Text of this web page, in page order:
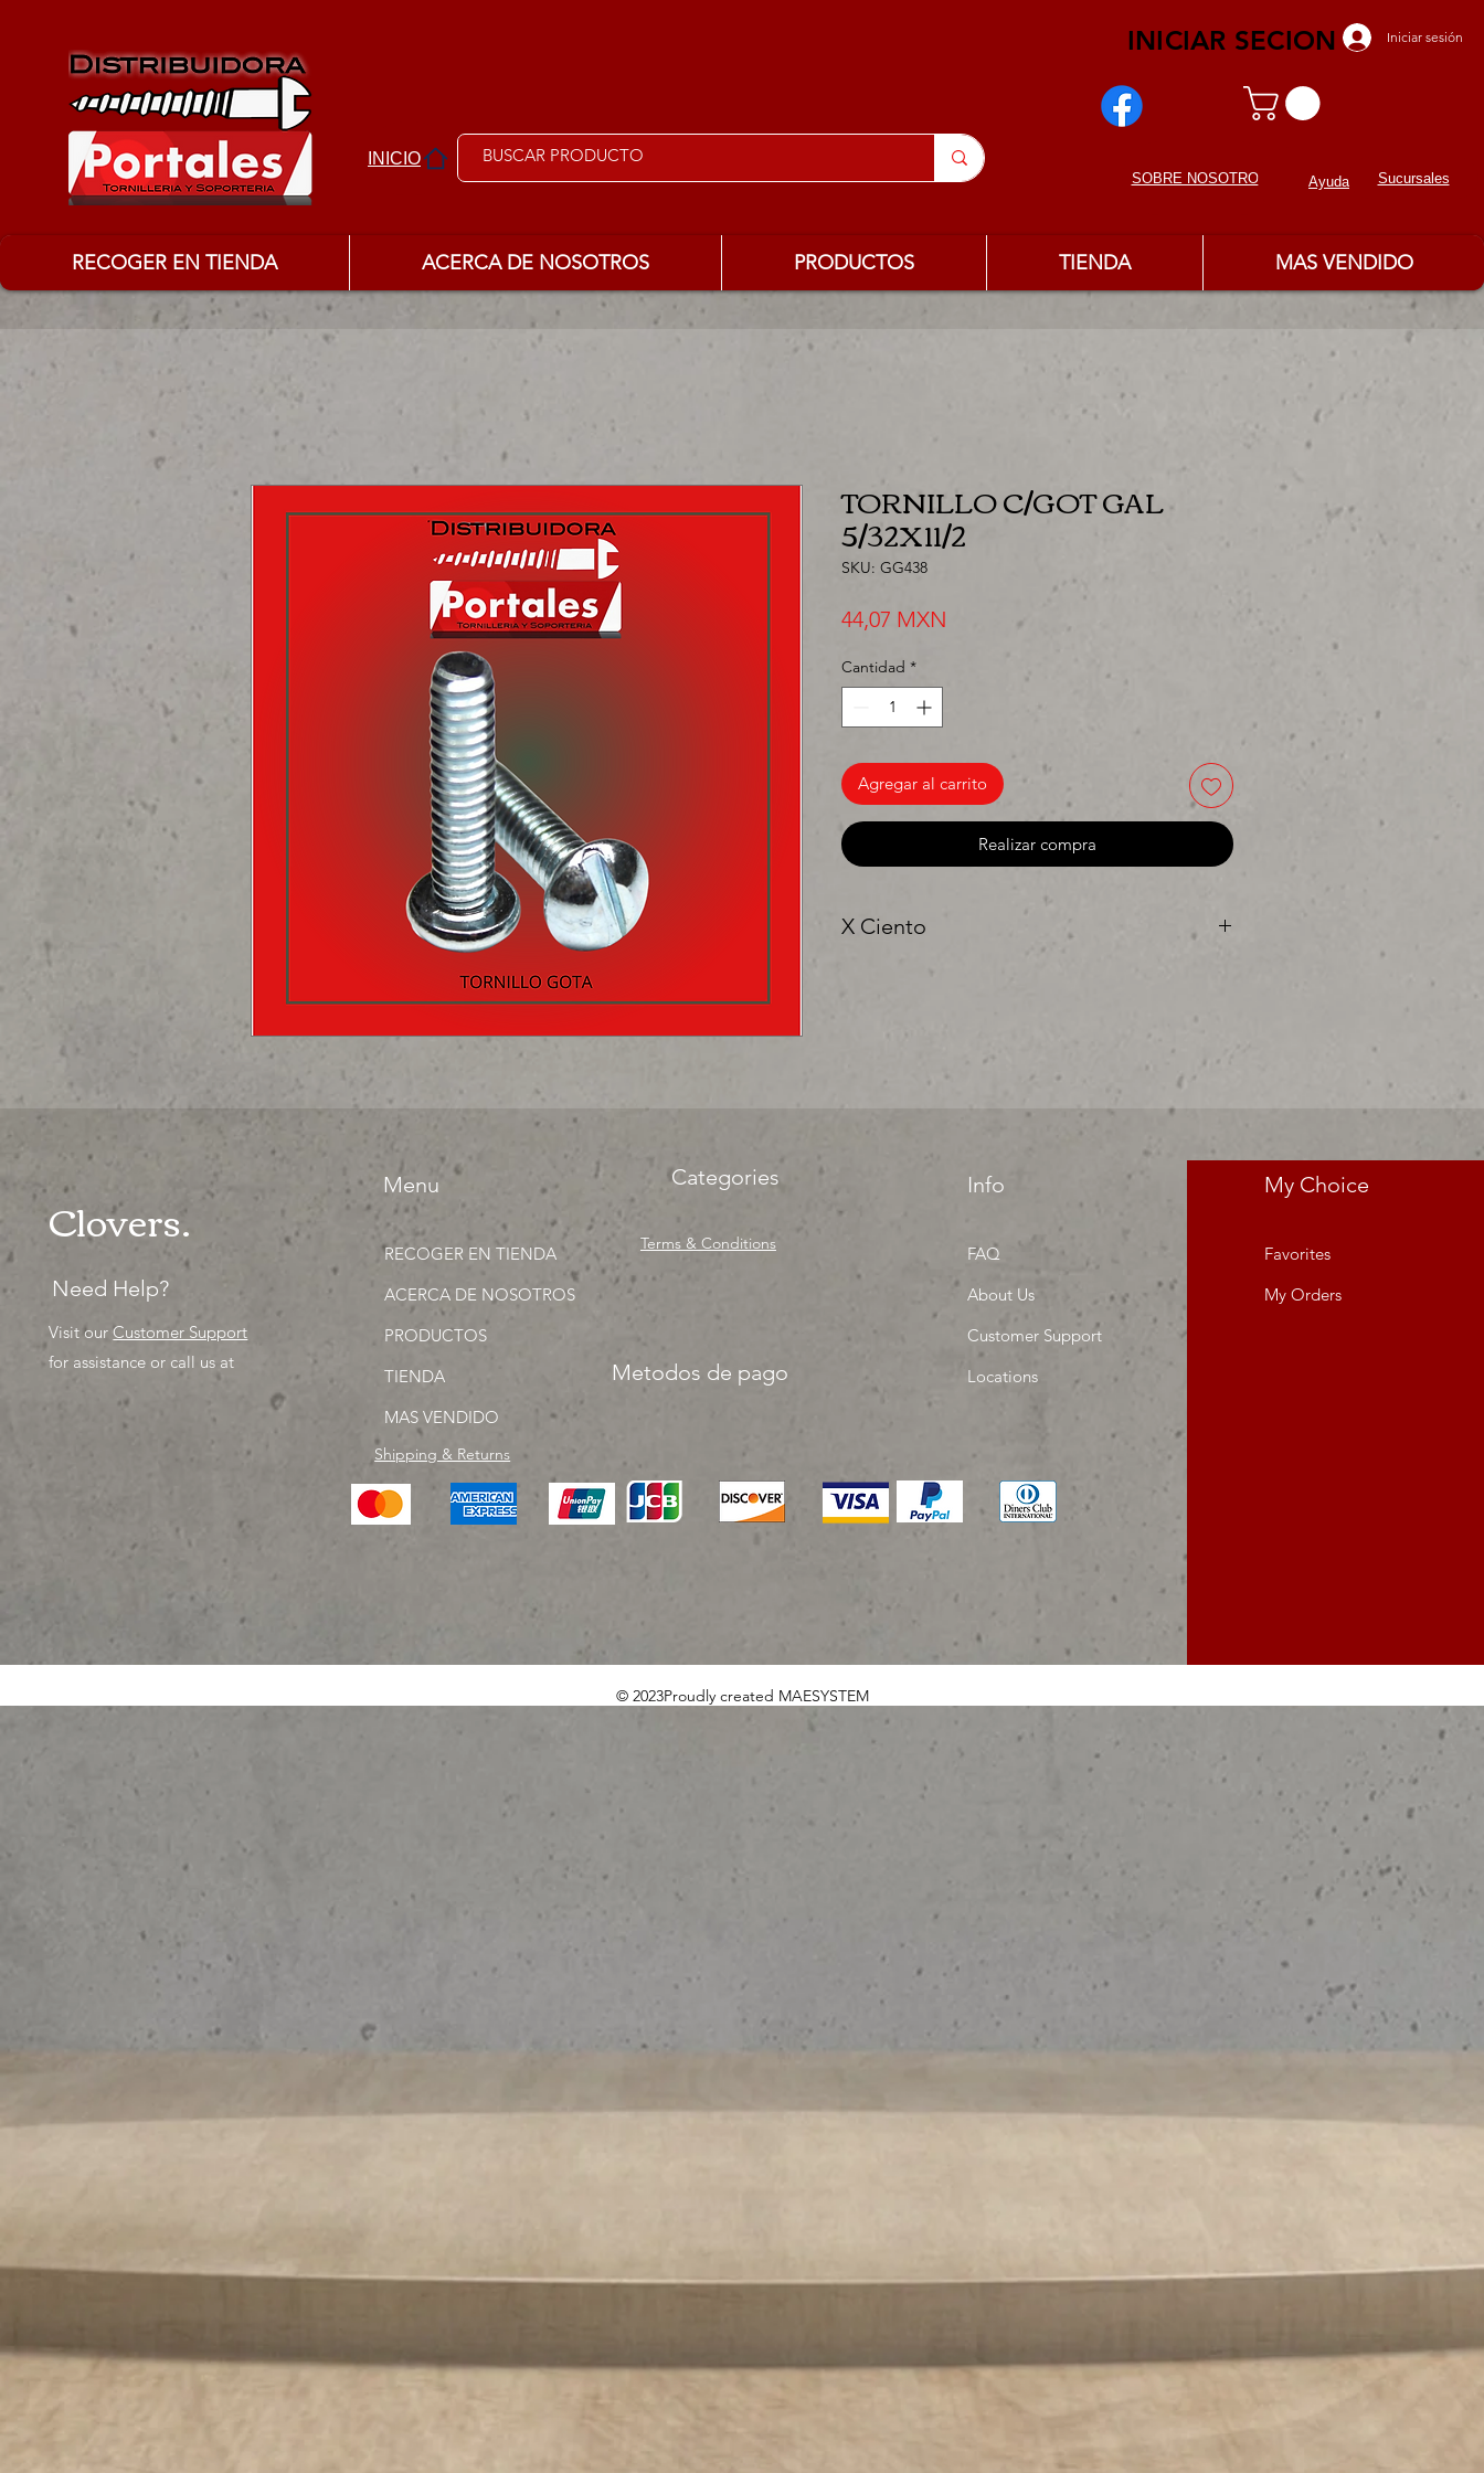
INICIO
Iniciar sesión
INICIAR SECION
SOBRE NOSOTROS Ayuda Sucursales
RECOGER EN TIENDA ACERCA DE NOSOTROS PRODUCTOS TIENDA MAS VENDIDO
TORNILLO C/GOT GAL
5/32X11/2
SKU: GG438
44,07 MXN
Cantidad *
Agregar al carrito
Realizar compra
X Ciento
Clovers.
Need Help?
Visit ourCustomer Support
for assistance or call us at
Menu
RECOGER EN TIENDA
ACERCA DE NOSOTROS
PRODUCTOS
TIENDA
MAS VENDIDO
Shipping & Returns
Categories
Terms & Conditions
Info
FAQ
About Us
Customer Support
Locations
My Choice
Favorites
My Orders
Metodos de pago
© 2023Proudly created MAESYSTEM